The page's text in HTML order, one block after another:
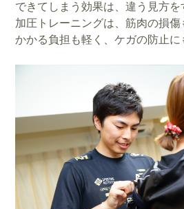
できてしまう効果は、違う見方を
加圧トレーニングは、筋肉の損
かかる負担も軽く、ケガの防止に